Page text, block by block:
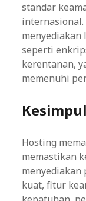
standar
menyediakan
seperti
kerentanan,
memenuhi
Hosting
memastikan
menyediakan
kuat, fitur